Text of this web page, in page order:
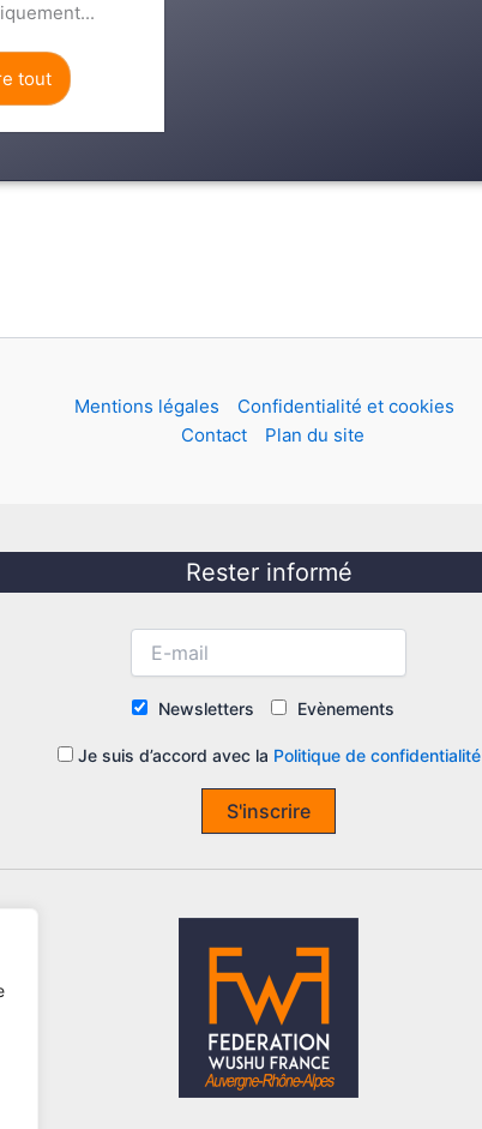
tout
Mentions légales
Confidentialité et cookies
Contact
Plan du site
Rester informé
Newsletters Evènements
Je suis d’accord avec la Politique de confidentialité
S'inscrire